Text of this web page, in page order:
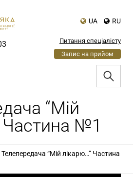
UA RU
Питання спеціалісту
Запис на прийом
“Мій
Частина №1
Телепередача “Мій лікарю…” Частина